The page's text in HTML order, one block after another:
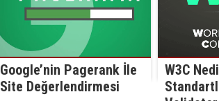
Google’nin Pagerank İle
Site Değerlendirmesi
W3C